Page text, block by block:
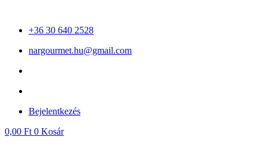
tartalomhoz+36 30 640 2528
nargourmet.hu@gmail.com
Bejelentkezés
0,00 Ft 0 Kosár